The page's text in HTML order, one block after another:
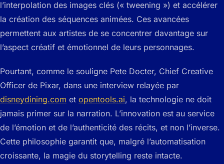
l’interpolation des images clés (« tweening ») et accélérer
la création des séquences animées. Ces avancées
permettent aux artistes de se concentrer davantage sur
l’aspect créatif et émotionnel de leurs personnages.
Pourtant, comme le souligne Pete Docter, Chief Creative
Officer de Pixar, dans une interview relayée par
disneydining.com et opentools.ai, la technologie ne doit
jamais primer sur la narration. L’innovation est au service
de l’émotion et de l’authenticité des récits, et non l’inverse.
Cette philosophie garantit que, malgré l’automatisation
croissante, la magie du storytelling reste intacte.